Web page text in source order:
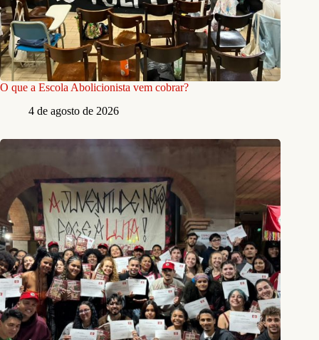
O que a Escola Abolicionista vem cobrar?
4 de agosto de 2026